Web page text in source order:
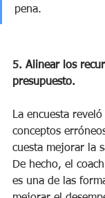
pena.
5. Alinear los
presupuesto.
La encuesta
conceptos
cuesta mejorar la
De hecho, el
es una de las